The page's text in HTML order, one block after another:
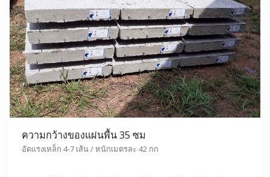
ความกว้างของแผ่นพื้น 35 ซม
อัดแรงเหล็ก 4-7 เส้น / หนักเมตรละ 42 กก